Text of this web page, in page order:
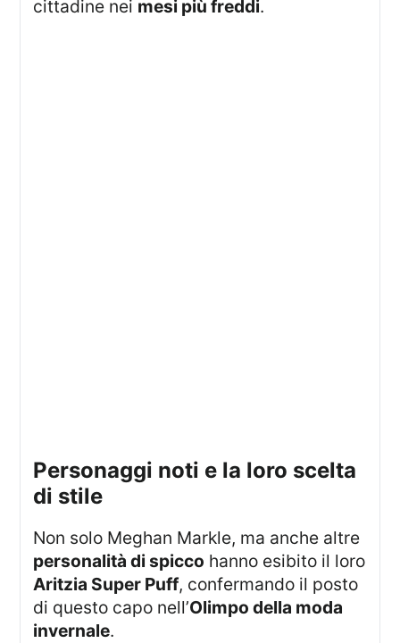
cittadine nei mesi più freddi.
personaggi noti e la loro scelta
di stile
Non solo Meghan Markle, ma anche altre
personalità di spicco hanno esibito il loro
Aritzia Super Puff, confermando il posto
di questo capo nell’Olimpo della moda
invernale.